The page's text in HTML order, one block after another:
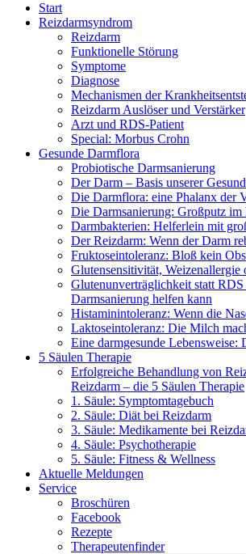
Start
Reizdarmsyndrom
Reizdarm
Funktionelle Störung
Symptome
Diagnose
Mechanismen der
Reizdarm Auslöser und Verstärker
Arzt und RDS-Patient
Special: Morbus Crohn
Gesunde Darmflora
Probiotische Darmsanierung
Der Darm – Basis unserer
Die Darmflora: eine Phalanx der
Die Darmsanierung: Großputz im
Darmbakterien: Helferlein mit
Der Reizdarm: Wenn der Darm
Fruktoseintoleranz: Bloß kein
Glutensensitivität, Weizenallergie
Glutenunverträglichkeit statt
Darmsanierung helfen kann
Histaminintoleranz: Wenn die
Laktoseintoleranz: Die Milch
Eine darmgesunde Lebensweise:
5 Säulen Therapie
Erfolgreiche Behandlung von
Reizdarm – die 5 Säulen Therapie
1. Säule: Symptomtagebuch
2. Säule: Diät bei Reizdarm
3. Säule: Medikamente bei
4. Säule: Psychotherapie
5. Säule: Fitness & Wellness
Aktuelle Meldungen
Service
Broschüren
Facebook
Rezepte
Therapeutenfinder